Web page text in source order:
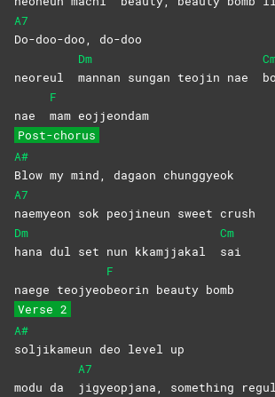
A7
Do-doo-doo, do-doo
neoreul
Dm
mannan sungan teojin nae
nae
F
mam eojjeondam
Post-chorus
A#
Blow my mind, dagaon chunggyeok
A7
naemyeon sok peojineun sweet crush
Dm
hana dul set nun kkamjjakal
Cm
sai
naege teojyeo
F
beorin beauty bomb
Verse 2
A#
soljikameun deo level up
modu da
A7
jigyeopjana, something